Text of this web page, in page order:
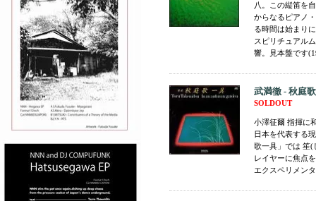
八。この縦笛を
からなるピアノ
る時間は始まり
スピリチュアル
響。見本盤です
武満徹 - 秋庭
SOLDOUT
小澤征爾 指揮に
日本を代表する
歌一具」では 笙(
レイヤーに焦点
エクスペリメン